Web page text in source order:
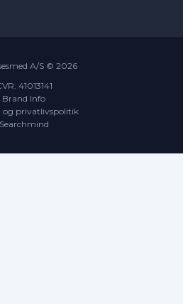
A/S © 2026
41013141
Brand Info
og privatlivspolitik
Searchmind